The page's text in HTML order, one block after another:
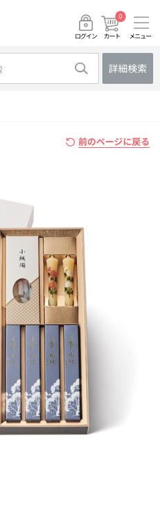
ログイン カート
0
メニュー
詳細検索
前のページに戻る